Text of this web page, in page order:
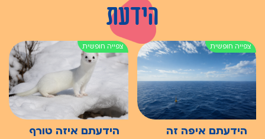
הידעת
הידעתם איפה זה
הידעתם איזה טורף